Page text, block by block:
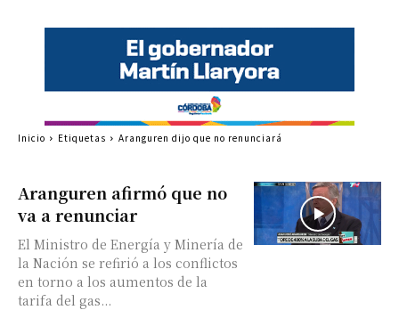
Aranguren afirmó que no
va a renunciar
El Ministro de Energía y Minería de
la Nación se refirió a los conflictos
en torno a los aumentos de la
tarifa del gas...
Inicio Etiquetas Aranguren dijo que no renunciará